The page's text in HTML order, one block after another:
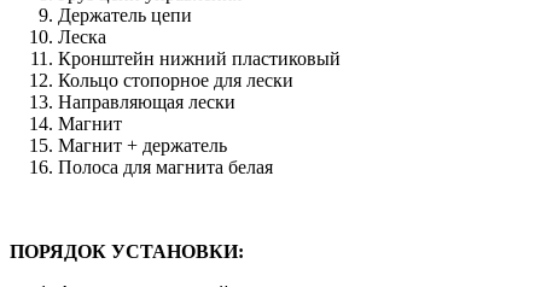
Держатель цепи
Леска
Кронштейн нижний пластиковый
Кольцо стопорное для лески
Направляющая лески
Магнит
Магнит + держатель
Полоса для магнита белая
ПОРЯДОК УСТАНОВКИ: